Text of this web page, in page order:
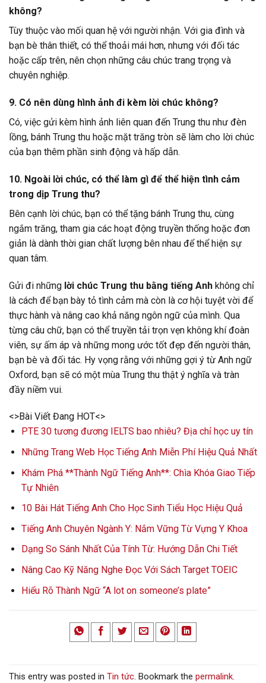
không?
Tùy thuộc vào mối quan hệ với người nhận. Với gia đình và
bạn bè thân thiết, có thể thoải mái hơn, nhưng với đối tác
hoặc cấp trên, nên chọn những câu chúc trang trọng và
chuyên nghiệp.
9. Có nên dùng hình ảnh đi kèm lời chúc không?
Có, việc gửi kèm hình ảnh liên quan đến Trung thu như đèn
lồng, bánh Trung thu hoặc mặt trăng tròn sẽ làm cho lời chúc
của bạn thêm phần sinh động và hấp dẫn.
10. Ngoài lời chúc, có thể làm gì để thể hiện tình cảm
trong dịp Trung thu?
Bên cạnh lời chúc, bạn có thể tặng bánh Trung thu, cùng
ngắm trăng, tham gia các hoạt động truyền thống hoặc đơn
giản là dành thời gian chất lượng bên nhau để thể hiện sự
quan tâm.
Gửi đi những lời chúc Trung thu bằng tiếng Anh không chỉ
là cách để bạn bày tỏ tình cảm mà còn là cơ hội tuyệt vời để
thực hành và nâng cao khả năng ngôn ngữ của mình. Qua
từng câu chữ, bạn có thể truyền tải trọn vẹn không khí đoàn
viên, sự ấm áp và những mong ước tốt đẹp đến người thân,
bạn bè và đối tác. Hy vọng rằng với những gợi ý từ Anh ngữ
Oxford, bạn sẽ có một mùa Trung thu thật ý nghĩa và tràn
đầy niềm vui.
<>Bài Viết Đang HOT<>
PTE 30 tương đương IELTS bao nhiêu? Địa chỉ học uy tín
Những Trang Web Học Tiếng Anh Miễn Phí Hiệu Quả Nhất
Khám Phá **Thành Ngữ Tiếng Anh**: Chìa Khóa Giao Tiếp
Tự Nhiên
10 Bài Hát Tiếng Anh Cho Học Sinh Tiểu Học Hiệu Quả
Tiếng Anh Chuyên Ngành Y: Nắm Vững Từ Vựng Y Khoa
Dạng So Sánh Nhất Của Tính Từ: Hướng Dẫn Chi Tiết
Nâng Cao Kỹ Năng Nghe Đọc Với Sách Target TOEIC
Hiểu Rõ Thành Ngữ “A lot on someone’s plate”
This entry was posted in Tin tức. Bookmark the permalink.